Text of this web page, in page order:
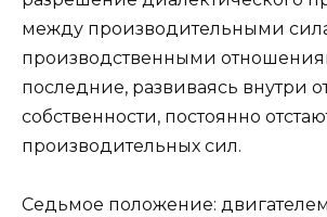
между производительными
производственными
последние, развиваясь внутри
собственности, постоянно
производительных сил.
Седьмое положение: двигателем